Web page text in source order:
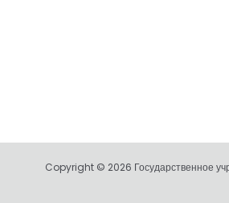
Copyright © 2026 Государственное